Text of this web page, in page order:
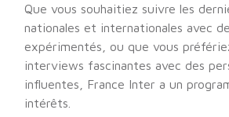
Que vous souhaitiez suivre les
nationales et internationales avec
expérimentés, ou que vous
interviews fascinantes avec des
influentes, France Inter a un
intérêts.